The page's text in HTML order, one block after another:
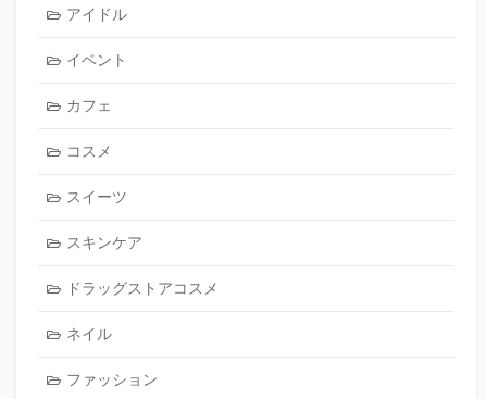
アイドル
イベント
カフェ
コスメ
スイーツ
スキンケア
ドラッグストアコスメ
ネイル
ファッション